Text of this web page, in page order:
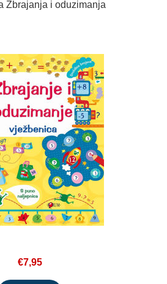
Zbrajanja i oduzimanja
€7,95